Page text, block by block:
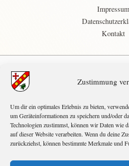
Zustimmung
Um dir ein optimales Erlebnis zu bieten,
um Geräteinformationen zu speichern und/oder
Technologien zustimmst, können wir Daten wie
auf dieser Website verarbeiten. Wenn du deine
zurückziehst, können bestimmte Merkmale und
Impressum
Kontakt
demnächst
SEP.
5
10:00-18:00
Herbstcamp
OKT.
31
17:00-21:00
Halloween